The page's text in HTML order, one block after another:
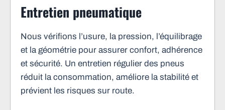
Entretien pneumatique
Nous vérifions l’usure, la pression, l’équilibrage
et la géométrie pour assurer confort, adhérence
et sécurité. Un entretien régulier des pneus
réduit la consommation, améliore la stabilité et
prévient les risques sur route.